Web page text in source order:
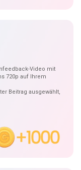
Video mit
720p auf Ihrem
Beitrag ausgewählt,